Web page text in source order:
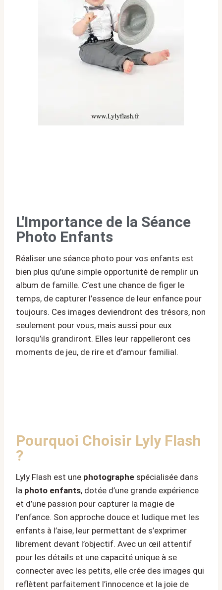
L'Importance de la Séance
Photo Enfants
Réaliser une séance photo pour vos enfants est
bien plus qu’une simple opportunité de remplir un
album de famille. C’est une chance de figer le
temps, de capturer l’essence de leur enfance pour
toujours. Ces images deviendront des trésors, non
seulement pour vous, mais aussi pour eux
lorsqu’ils grandiront. Elles leur rappelleront ces
moments de jeu, de rire et d’amour familial.
Pourquoi Choisir Lyly Flash
?
Lyly Flash est une photographe spécialisée dans
la photo enfants, dotée d’une grande expérience
et d’une passion pour capturer la magie de
l’enfance. Son approche douce et ludique met les
enfants à l’aise, leur permettant de s’exprimer
librement devant l’objectif. Avec un œil attentif
pour les détails et une capacité unique à se
connecter avec les petits, elle crée des images qui
reflètent parfaitement l’innocence et la joie de